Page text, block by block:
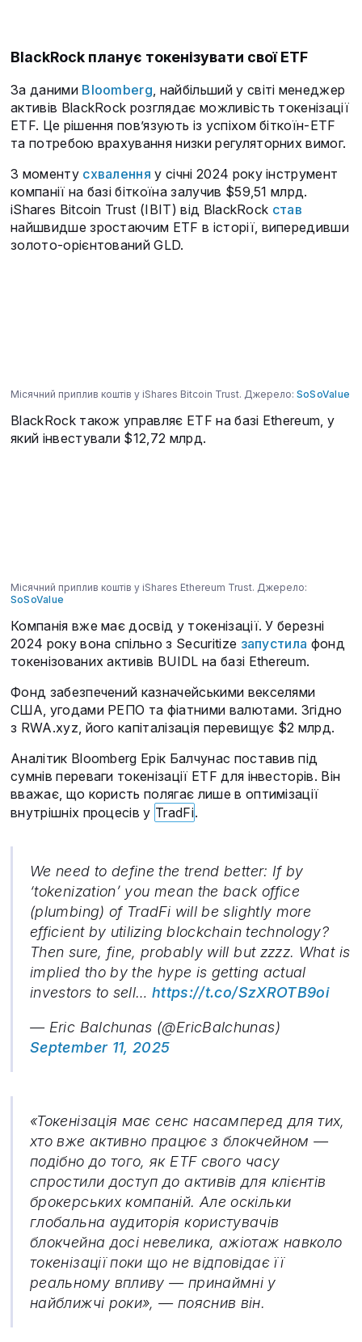
BlackRock планує токенізувати свої ETF
За даними Bloomberg, найбільший у світі менеджер
активів BlackRock розглядає можливість токенізації
ETF. Це рішення пов’язують із успіхом біткоїн-ETF
та потребою врахування низки регуляторних вимог.
З моменту схвалення у січні 2024 року інструмент
компанії на базі біткоїна залучив $59,51 млрд.
iShares Bitcoin Trust (IBIT) від BlackRock став
найшвидше зростаючим ETF в історії, випередивши
золото-орієнтований GLD.
Місячний приплив коштів у iShares Bitcoin Trust. Джерело: SoSoValue
BlackRock також управляє ETF на базі Ethereum, у
який інвестували $12,72 млрд.
Місячний приплив коштів у iShares Ethereum Trust. Джерело:
SoSoValue
Компанія вже має досвід у токенізації. У березні
2024 року вона спільно з Securitize запустила фонд
токенізованих активів BUIDL на базі Ethereum.
Фонд забезпечений казначейськими векселями
США, угодами РЕПО та фіатними валютами. Згідно
з RWA․xyz, його капіталізація перевищує $2 млрд.
Аналітик Bloomberg Ерік Балчунас поставив під
сумнів переваги токенізації ETF для інвесторів. Він
вважає, що користь полягає лише в оптимізації
внутрішніх процесів у TradFi.
We need to define the trend better: If by
‘tokenization’ you mean the back office
(plumbing) of TradFi will be slightly more
efficient by utilizing blockchain technology?
Then sure, fine, probably will but zzzz. What is
implied tho by the hype is getting actual
investors to sell… https://t.co/SzXROTB9oi
— Eric Balchunas (@EricBalchunas)
September 11, 2025
«Токенізація має сенс насамперед для тих,
хто вже активно працює з блокчейном —
подібно до того, як ETF свого часу
спростили доступ до активів для клієнтів
брокерських компаній. Але оскільки
глобальна аудиторія користувачів
блокчейна досі невелика, ажіотаж навколо
токенізації поки що не відповідає її
реальному впливу — принаймні у
найближчі роки», — пояснив він.